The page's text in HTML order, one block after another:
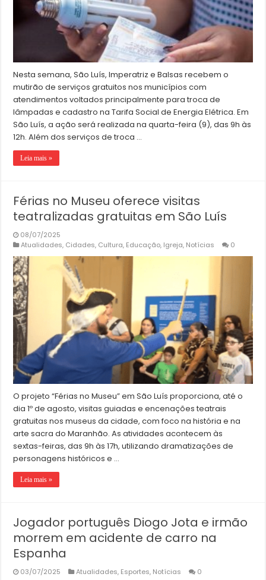
Nesta semana, São Luís, Imperatriz e Balsas recebem o
mutirão de serviços gratuitos nos municípios com
atendimentos voltados principalmente para troca de
lâmpadas e cadastro na Tarifa Social de Energia Elétrica. Em
São Luís, a ação será realizada na quarta-feira (9), das 9h às
12h. Além dos serviços de troca …
Leia mais »
Férias no Museu oferece visitas
teatralizadas gratuitas em São Luís
08/07/2025
Atualidades, Cidades, Cultura, Educação, Igreja, Notícias 0
O projeto “Férias no Museu” em São Luís proporciona, até o
dia 1º de agosto, visitas guiadas e encenações teatrais
gratuitas nos museus da cidade, com foco na história e na
arte sacra do Maranhão. As atividades acontecem às
sextas-feiras, das 9h às 17h, utilizando dramatizações de
personagens históricos e …
Leia mais »
Jogador português Diogo Jota e irmão
morrem em acidente de carro na
Espanha
03/07/2025 Atualidades, Esportes, Notícias 0